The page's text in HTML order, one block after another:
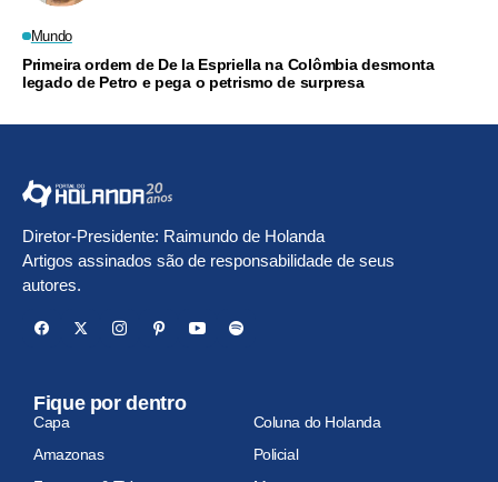
Mundo
Primeira ordem de De la Espriella na Colômbia desmonta
legado de Petro e pega o petrismo de surpresa
Diretor-Presidente: Raimundo de Holanda
Artigos assinados são de responsabilidade de seus
autores.
Fique por dentro
Capa
Coluna do Holanda
Amazonas
Policial